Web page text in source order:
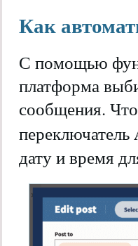
Как
С помощью
платформа
сообщения.
переключатель
дату и время